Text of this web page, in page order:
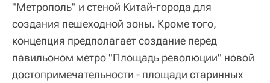
"Метрополь" и стеной Китай-города для
создания пешеходной зоны. Кроме того,
концепция предполагает создание перед
павильоном метро "Площадь революции" новой
достопримечательности - площади старинных